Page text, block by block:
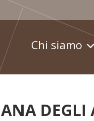
Chi siamo
DEGLI